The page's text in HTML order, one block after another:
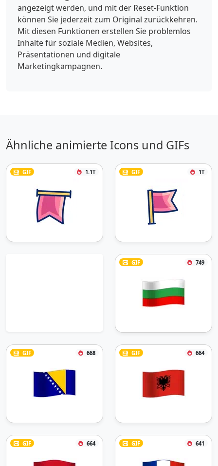
angezeigt werden, und mit der Reset-Funktion
können Sie jederzeit zum Original zurückkehren.
Mit diesen Funktionen erstellen Sie problemlos
Inhalte für soziale Medien, Websites,
Präsentationen und digitale
Marketingkampagnen.
Ähnliche animierte Icons und GIFs
GIF 1.1T GIF 1T
GIF 749
GIF 668 GIF 664
GIF 664 GIF 641